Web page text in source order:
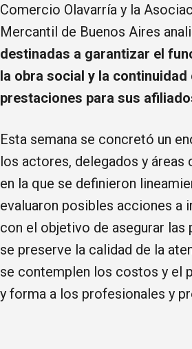
Comercio Olavarría y la
Mercantil de Buenos Aires
destinadas a garantizar el
la obra social y la continuidad
prestaciones para sus
Esta semana se concretó un
los actores, delegados y áreas
en la que se definieron
evaluaron posibles acciones a
con el objetivo de asegurar las
se preserve la calidad de la
se contemplen los costos y el
y forma a los profesionales y